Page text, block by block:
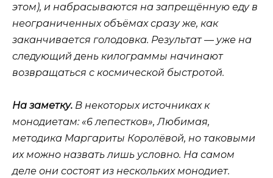
этом), и набрасываются на запрещённую еду в
неограниченных объёмах сразу же, как
заканчивается голодовка. Результат — уже на
следующий день килограммы начинают
возвращаться с космической быстротой.
На заметку. В некоторых источниках к
монодиетам: «6 лепестков», Любимая,
методика Маргариты Королёвой, но таковыми
их можно назвать лишь условно. На самом
деле они состоят из нескольких монодиет.